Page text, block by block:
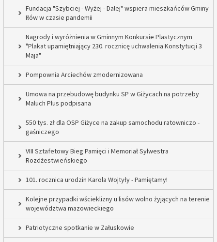
Fundacja "Szybciej - Wyżej - Dalej" wspiera mieszkańców Gminy
Iłów w czasie pandemii
Nagrody i wyróżnienia w Gminnym Konkursie Plastycznym
"Plakat upamiętniający 230. rocznicę uchwalenia Konstytucji 3
Maja"
Pompownia Arciechów zmodernizowana
Umowa na przebudowę budynku SP w Giżycach na potrzeby
Maluch Plus podpisana
550 tys. zł dla OSP Giżyce na zakup samochodu ratowniczo -
gaśniczego
VIII Sztafetowy Bieg Pamięci i Memoriał Sylwestra
Rozdżestwieńskiego
101. rocznica urodzin Karola Wojtyły - Pamiętamy!
Kolejne przypadki wścieklizny u lisów wolno żyjących na terenie
województwa mazowieckiego
Patriotyczne spotkanie w Załuskowie